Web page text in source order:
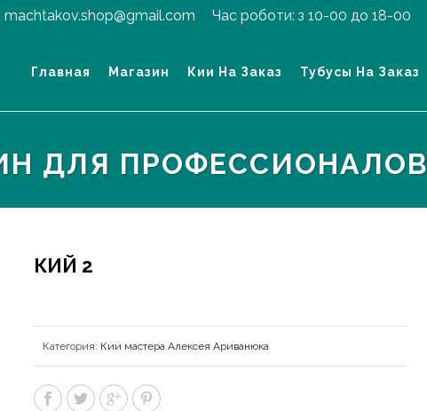
machtakov.shop@gmail.com Час роботи: з 10-00 до 18-00
Главная Магазин Кии На Заказ Тубусы На Заказ
ДЛЯ ПРОФЕССИОНАЛОВ
КИЙ 2
Категория: Кии мастера Алексея Ариванюка